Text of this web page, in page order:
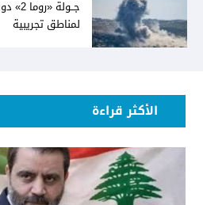
لمناطق تجريبية
الأكثر قراءة